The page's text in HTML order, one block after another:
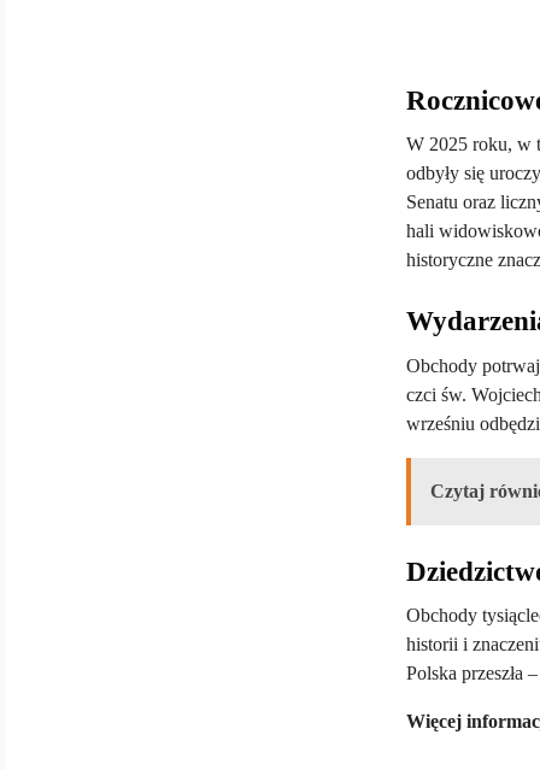
W 2025 roku, w
odbyły się
Senatu oraz
hali
historyczne
Obchody
czci św.
wrześniu
Czytaj
Obchody
historii i
Polska przeszła
Więcej